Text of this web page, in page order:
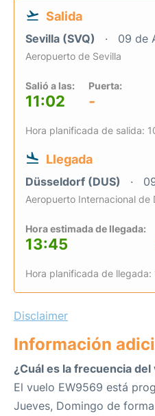
Salida
Sevilla (SVQ) 09 de
Aeropuerto de Sevilla
Salió a las:
11:02
Puerta:
-
Hora planificada de salida:
Llegada
Düsseldorf (DUS)
Aeropuerto Internacional de
Hora estimada de llegada:
13:45
Hora planificada de llegada:
Disclaimer
Información
¿Cuál es la frecuencia
El vuelo EW9569 está
Jueves, Domingo de